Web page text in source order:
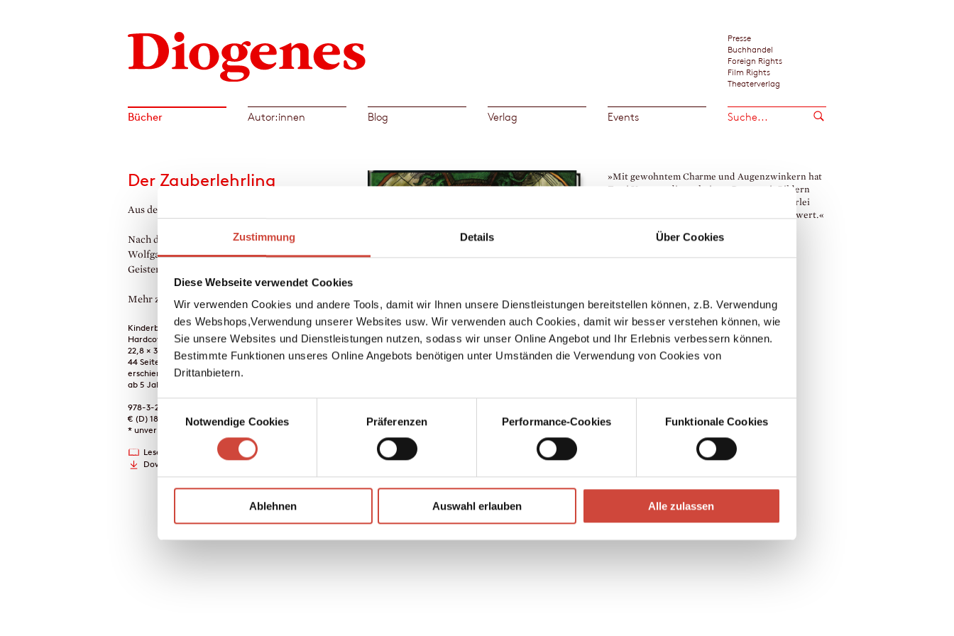
Zustimmung Details Über Cookies
Diese Webseite verwendet Cookies
Wir verwenden Cookies und andere Tools, damit wir Ihnen unsere Dienstleistungen bereitstellen können, z.B. Verwendung
des Webshops,Verwendung unserer Websites usw. Wir verwenden auch Cookies, damit wir besser verstehen können, wie
Sie unsere Websites und Dienstleistungen nutzen, sodass wir unser Online Angebot und Ihr Erlebnis verbessern können.
Bestimmte Funktionen unseres Online Angebots benötigen unter Umständen die Verwendung von Cookies von
Drittanbietern.
Einwilligungsauswahl
Notwendige Cookies
Präferenzen Performance-Cookies Funktionale Cookies
Ablehnen Auswahl erlauben Alle zulassen
Presse
Buchhandel
Foreign Rights
Film Rights
Theaterverlag
Bücher Autor:innen Blog Verlag Events
Der Zauberlehrling
Aus dem Amerikanischen von Hans Manz
Nach dem berühmten Gedicht von Johann
Wolfgang Goethe über einen Zauberlehrling, der
Geister ruft und sie nicht mehr los wird.
Mehr zum Inhalt
Kinderbücher
Hardcover Gebunden
22,8 × 30,2 cm
44 Seiten
erschienen am 01. Januar 1971
ab 5 Jahren
978-3-257-00538-7
€ (D) 18.00 / sFr 24.00* / € (A) 18.50
* unverb. Preisempfehlung
Leseprobe
Downloads
»Mit gewohntem Charme und Augenzwinkern hat
Tomi Ungerer dieses heitere Drama mit Bildern
versehen. Besonders gelungen sind ihm allerlei
Monster und die frechen Besen. Bestaunenswert.«
Margarete von Schwarzkopf / Norddeutscher
Rundfunk, Hannover